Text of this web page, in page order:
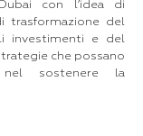
con l’idea di
trasformazione del
investimenti e del
che possano
nel sostenere la